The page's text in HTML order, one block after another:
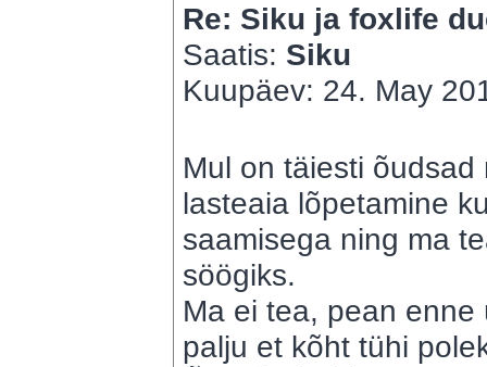
Re: Siku ja foxlife
Saatis: Siku
Kuupäev: 24. May
Mul on täiesti
lasteaia lõpetamine
saamisega ning ma
söögiks.
Ma ei tea, pean
palju et kõht tühi